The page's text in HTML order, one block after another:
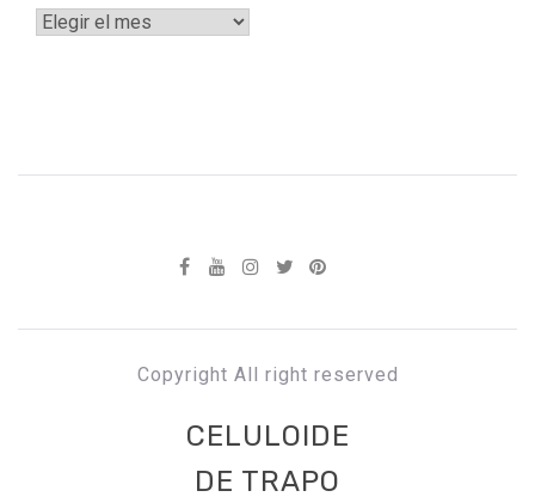
Archivos
Copyright All right reserved
CELULOIDE
DE TRAPO